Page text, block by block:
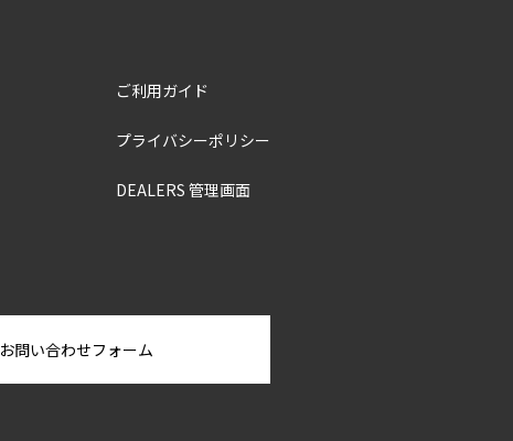
ご利用ガイド
プライバシーポリシー
DEALERS 管理画面
お問い合わせフォーム